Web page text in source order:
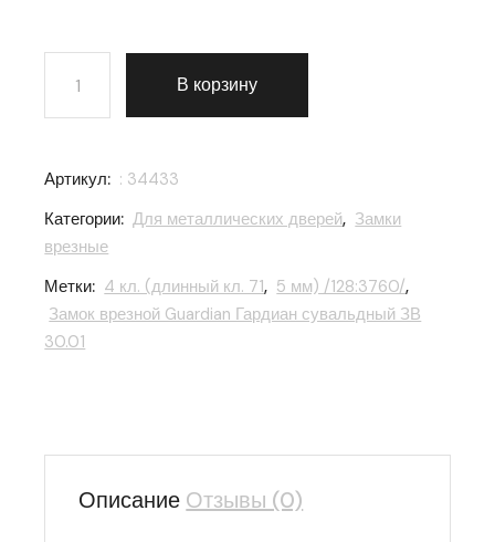
Количество товара Замок врезной Guardian
В корзину
Артикул: : 34433
Категории: Для металлических дверей, Замки
врезные
Метки: 4 кл. (длинный кл. 71, 5 мм) /128:3760/,
Замок врезной Guardian Гардиан сувальдный ЗВ
30.01
Описание Отзывы (0)